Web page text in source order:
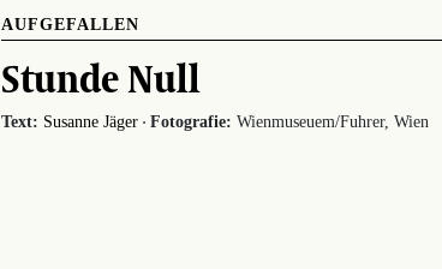
AUFGEFALLEN
Stunde Null
Text: Susanne Jäger· Fotografie: Wienmuseuem/Fuhrer, Wien